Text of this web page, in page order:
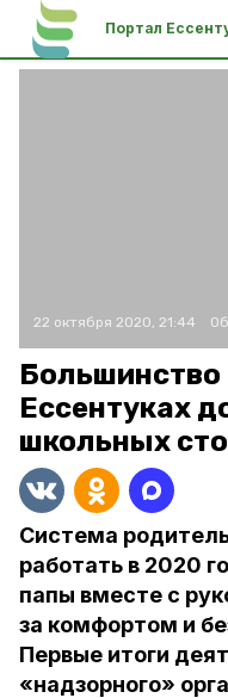
Портал
22 октября 2020, 21:44
Большинство
Ессентуках
школьных
Система
работать в 2020
папы вместе с
за комфортом и
Первые итоги
«надзорного»